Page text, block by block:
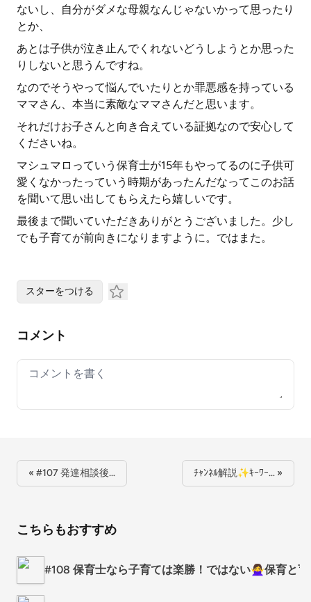
ないし、自分がダメな母親なんじゃないかって思ったり
とか、
あとは子供が泣き止んでくれないどうしようとか思った
りしないと思うんですね。
なのでそうやって悩んでいたりとか罪悪感を持っている
ママさん、本当に素敵なママさんだと思います。
それだけお子さんと向き合えている証拠なので安心して
くださいね。
マシュマロっていう保育士が15年もやってるのに子供可
愛くなかったっていう時期があったんだなってこのお話
を聞いて思い出してもらえたら嬉しいです。
最後まで聞いていただきありがとうございました。少し
でも子育てが前向きになりますように。ではまた。
スターをつける
コメント
Your comment
« #107 発達相談後… ﾁｬﾝﾈﾙ解説✨ｷｰﾜｰ… »
こちらもおすすめ
#108 保育士なら子育ては楽勝！ではない🙅‍♀️保育と